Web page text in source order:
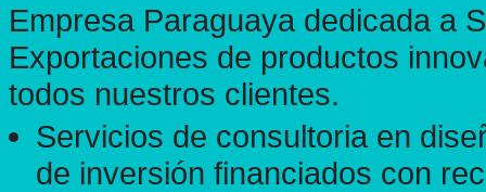
Empresa Paraguaya dedicada a
Exportaciones de productos
todos nuestros clientes.
Servicios de consultoria en
de inversión financiados con